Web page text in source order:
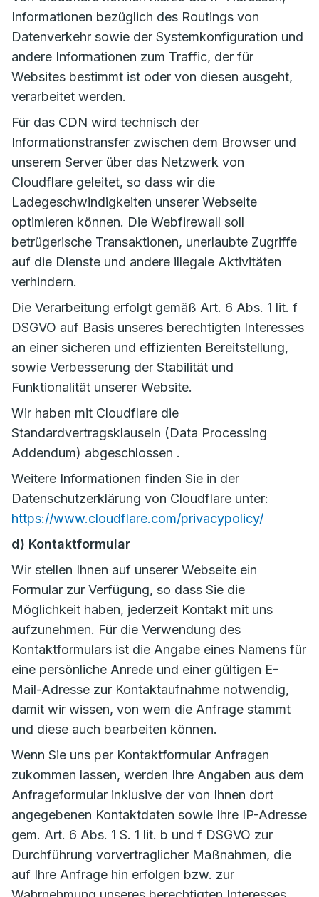
Informationen bezüglich des Routings von
Datenverkehr sowie der Systemkonfiguration und
andere Informationen zum Traffic, der für
Websites bestimmt ist oder von diesen ausgeht,
verarbeitet werden.
Für das CDN wird technisch der
Informationstransfer zwischen dem Browser und
unserem Server über das Netzwerk von
Cloudflare geleitet, so dass wir die
Ladegeschwindigkeiten unserer Webseite
optimieren können. Die Webfirewall soll
betrügerische Transaktionen, unerlaubte Zugriffe
auf die Dienste und andere illegale Aktivitäten
verhindern.
Die Verarbeitung erfolgt gemäß Art. 6 Abs. 1 lit. f
DSGVO auf Basis unseres berechtigten Interesses
an einer sicheren und effizienten Bereitstellung,
sowie Verbesserung der Stabilität und
Funktionalität unserer Website.
Wir haben mit Cloudflare die
Standardvertragsklauseln (Data Processing
Addendum) abgeschlossen .
Weitere Informationen finden Sie in der
Datenschutzerklärung von Cloudflare unter:
https://www.cloudflare.com/privacypolicy/
d) Kontaktformular
Wir stellen Ihnen auf unserer Webseite ein
Formular zur Verfügung, so dass Sie die
Möglichkeit haben, jederzeit Kontakt mit uns
aufzunehmen. Für die Verwendung des
Kontaktformulars ist die Angabe eines Namens für
eine persönliche Anrede und einer gültigen E-
Mail-Adresse zur Kontaktaufnahme notwendig,
damit wir wissen, von wem die Anfrage stammt
und diese auch bearbeiten können.
Wenn Sie uns per Kontaktformular Anfragen
zukommen lassen, werden Ihre Angaben aus dem
Anfrageformular inklusive der von Ihnen dort
angegebenen Kontaktdaten sowie Ihre IP-Adresse
gem. Art. 6 Abs. 1 S. 1 lit. b und f DSGVO zur
Durchführung vorvertraglicher Maßnahmen, die
auf Ihre Anfrage hin erfolgen bzw. zur